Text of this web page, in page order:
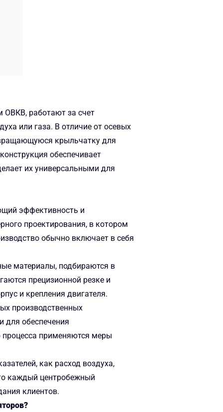
работают за счет
или газа. В отличие от осевых
крыльчатку для
обеспечивает
их универсальными для
эффективность и
проектирования, в котором
обычно включает в себя
материалы, подбираются в
прецизионной резке и
и крепления двигателя.
производственных
для обеспечения
процесса применяются меры
как расход воздуха,
каждый центробежный
клиентов.